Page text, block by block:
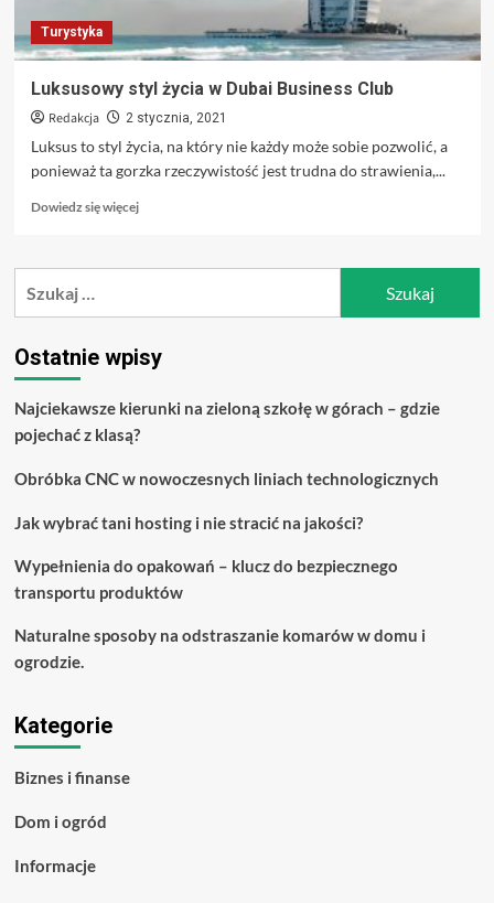
Turystyka
Luksusowy styl życia w Dubai Business Club
Redakcja 2 stycznia, 2021
Luksus to styl życia, na który nie każdy może sobie pozwolić, a
ponieważ ta gorzka rzeczywistość jest trudna do strawienia,...
Dowiedz się więcejDowiedz
o
w
Dubai
Club
Ostatnie wpisy
Najciekawsze kierunki na zieloną szkołę w górach – gdzie
pojechać z klasą?
Obróbka CNC w nowoczesnych liniach technologicznych
Jak wybrać tani hosting i nie stracić na jakości?
Wypełnienia do opakowań – klucz do bezpiecznego
transportu produktów
Naturalne sposoby na odstraszanie komarów w domu i
ogrodzie.
Kategorie
Biznes i finanse
Dom i ogród
Informacje